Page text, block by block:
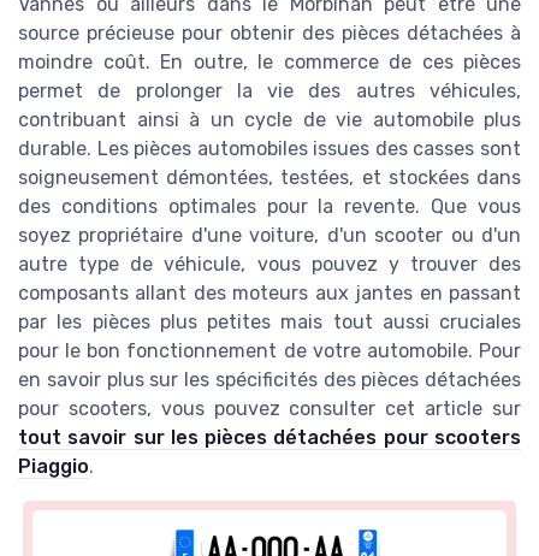
source précieuse pour obtenir des pièces détachées à
moindre coût. En outre, le commerce de ces pièces
permet de prolonger la vie des autres véhicules,
contribuant ainsi à un cycle de vie automobile plus
durable. Les pièces automobiles issues des casses sont
soigneusement démontées, testées, et stockées dans
des conditions optimales pour la revente. Que vous
soyez propriétaire d'une voiture, d'un scooter ou d'un
autre type de véhicule, vous pouvez y trouver des
composants allant des moteurs aux jantes en passant
par les pièces plus petites mais tout aussi cruciales
pour le bon fonctionnement de votre automobile. Pour
en savoir plus sur les spécificités des pièces détachées
pour scooters, vous pouvez consulter cet article sur
tout savoir sur les pièces détachées pour scooters
Piaggio.